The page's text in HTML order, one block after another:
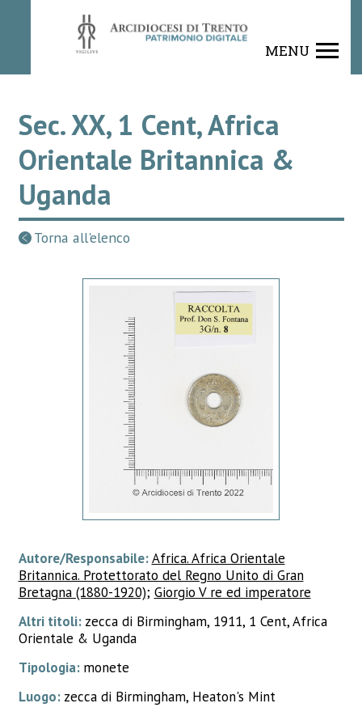
MENU
Sec. XX, 1 Cent, Africa
Orientale Britannica &
Uganda
Torna all'elenco
Autore/Responsabile:Africa. Africa Orientale
Britannica. Protettorato del Regno Unito di Gran
Bretagna (1880-1920); Giorgio V re ed imperatore
Altri titoli: zecca di Birmingham, 1911, 1 Cent, Africa
Orientale & Uganda
Tipologia: monete
Luogo: zecca di Birmingham, Heaton's Mint